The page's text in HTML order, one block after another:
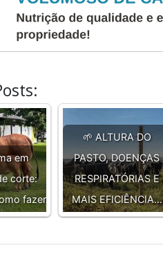
em
corte:
fazer
🌱 ALTURA DO
PASTO, DOENÇAS
RESPIRATÓRIAS E
MAIS EFICIÊNCIA…